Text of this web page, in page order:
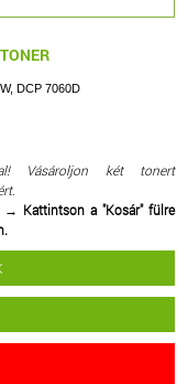
DCP 7060D
Vásároljon két tonert
→ Kattintson a "Kosár" fülre